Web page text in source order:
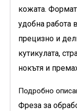
кожата.
удобна работа
прецизно и
кутикулата,
нокътя и
Подробно
Фреза за